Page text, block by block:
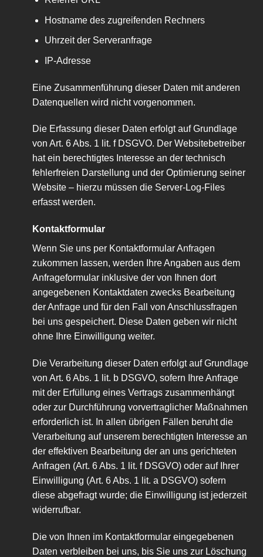
Hostname des zugreifenden Rechners
Uhrzeit der Serveranfrage
IP-Adresse
Eine Zusammenführung dieser Daten mit anderen
Datenquellen wird nicht vorgenommen.
Die Erfassung dieser Daten erfolgt auf Grundlage
von Art. 6 Abs. 1 lit. f DSGVO. Der Websitebetreiber
hat ein berechtigtes Interesse an der technisch
fehlerfreien Darstellung und der Optimierung seiner
Website – hierzu müssen die Server-Log-Files
erfasst werden.
Kontaktformular
Wenn Sie uns per Kontaktformular Anfragen
zukommen lassen, werden Ihre Angaben aus dem
Anfrageformular inklusive der von Ihnen dort
angegebenen Kontaktdaten zwecks Bearbeitung
der Anfrage und für den Fall von Anschlussfragen
bei uns gespeichert. Diese Daten geben wir nicht
ohne Ihre Einwilligung weiter.
Die Verarbeitung dieser Daten erfolgt auf Grundlage
von Art. 6 Abs. 1 lit. b DSGVO, sofern Ihre Anfrage
mit der Erfüllung eines Vertrags zusammenhängt
oder zur Durchführung vorvertraglicher Maßnahmen
erforderlich ist. In allen übrigen Fällen beruht die
Verarbeitung auf unserem berechtigten Interesse an
der effektiven Bearbeitung der an uns gerichteten
Anfragen (Art. 6 Abs. 1 lit. f DSGVO) oder auf Ihrer
Einwilligung (Art. 6 Abs. 1 lit. a DSGVO) sofern
diese abgefragt wurde; die Einwilligung ist jederzeit
widerrufbar.
Die von Ihnen im Kontaktformular eingegebenen
Daten verbleiben bei uns, bis Sie uns zur Löschung